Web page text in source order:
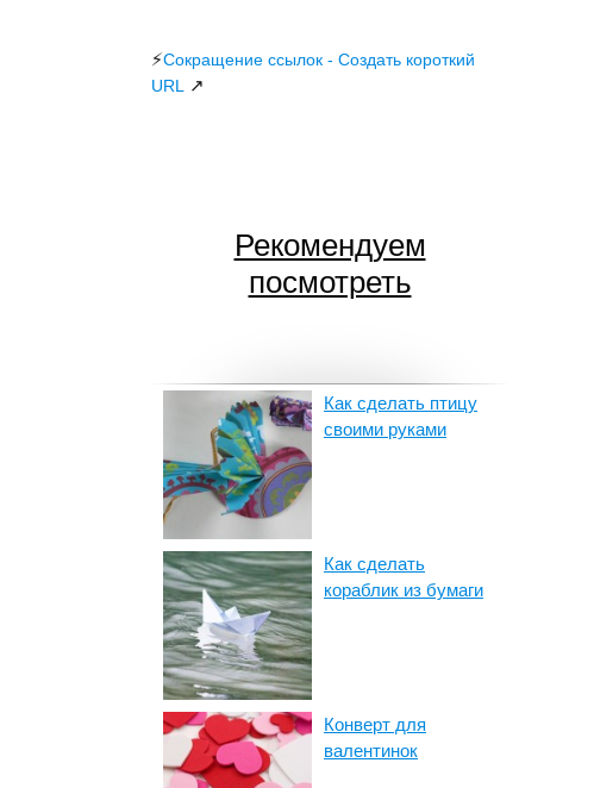
⚡Сокращение ссылок - Создать короткий
URL
↗
Рекомендуем
посмотреть
Как сделать птицу
своими руками
Как сделать
кораблик из бумаги
Конверт для
валентинок